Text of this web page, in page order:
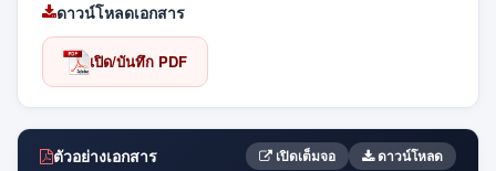
ดาวน์โหลดเอกสาร
เปิด/บันทึก PDF
ตัวอย่างเอกสาร เปิดเต็มจอ ดาวน์โหลด